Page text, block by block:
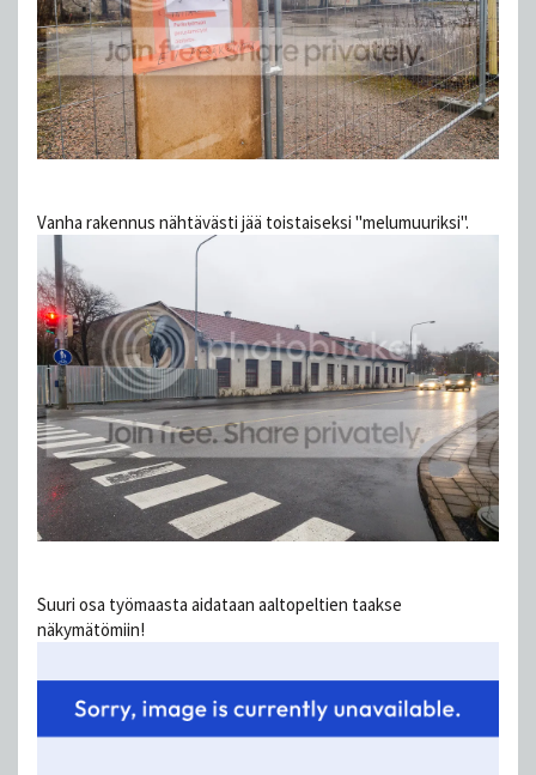
Vanha rakennus nähtävästi jää toistaiseksi "melumuuriksi".
Suuri osa työmaasta aidataan aaltopeltien taakse
näkymätömiin!